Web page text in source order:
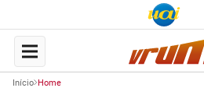
Início Home